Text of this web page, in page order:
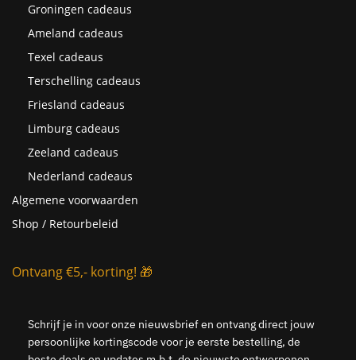
Groningen cadeaus
Ameland cadeaus
Texel cadeaus
Terschelling cadeaus
Friesland cadeaus
Limburg cadeaus
Zeeland cadeaus
Nederland cadeaus
Algemene voorwaarden
Shop / Retourbeleid
Ontvang €5,- korting! 🎁
Schrijf je in voor onze nieuwsbrief en ontvang direct jouw
persoonlijke kortingscode voor je eerste bestelling, de